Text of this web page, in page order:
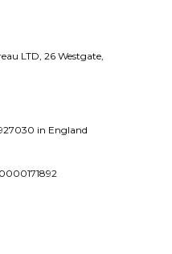
LTD, 26 Westgate,
in England